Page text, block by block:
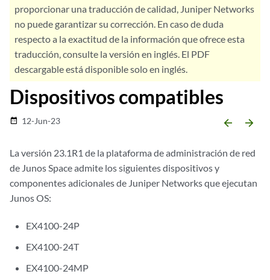
proporcionar una traducción de calidad, Juniper Networks
no puede garantizar su corrección. En caso de duda
respecto a la exactitud de la información que ofrece esta
traducción, consulte la versión en inglés. El PDF
descargable está disponible solo en inglés.
Dispositivos compatibles
date_range 12-Jun-23 arrow_backward arrow_forward
La versión 23.1R1 de la plataforma de administración de red
de Junos Space admite los siguientes dispositivos y
componentes adicionales de Juniper Networks que ejecutan
Junos OS:
EX4100-24P
EX4100-24T
EX4100-24MP